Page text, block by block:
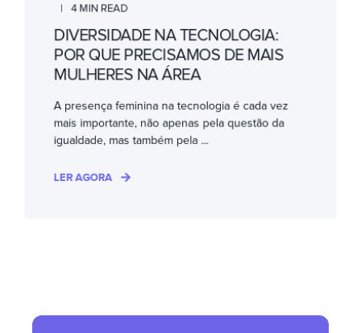
4 MIN READ
DIVERSIDADE NA TECNOLOGIA:
POR QUE PRECISAMOS DE MAIS
MULHERES NA ÁREA
A presença feminina na tecnologia é cada vez
mais importante, não apenas pela questão da
igualdade, mas também pela ...
LER AGORA